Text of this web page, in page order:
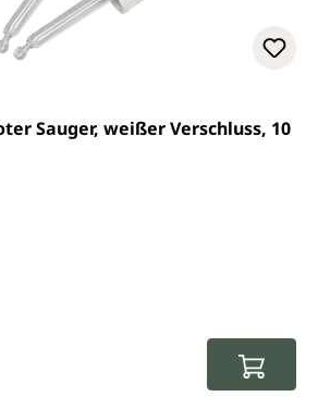
von 5 von 5 Sternen
Sauger, weißer Verschluss, 10